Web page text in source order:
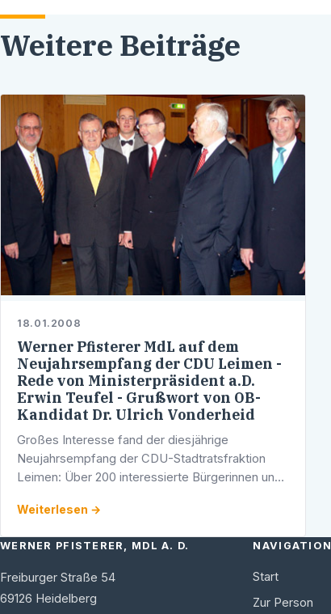
Weitere Beiträge
18.01.2008
Werner Pfisterer MdL auf dem
Neujahrsempfang der CDU Leimen -
Rede von Ministerpräsident a.D.
Erwin Teufel - Grußwort von OB-
Kandidat Dr. Ulrich Vonderheid
Großes Interesse fand der diesjährige
Neujahrsempfang der CDU-Stadtratsfraktion
Leimen: Über 200 interessierte Bürgerinnen und
gekommen,
Weiterlesen →
WERNER PFISTERER, MDL A. D.
Freiburger Straße 54
69126 Heidelberg
NAVIGATION
Start
Zur Person